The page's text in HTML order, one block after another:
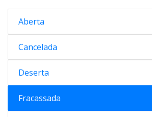
Aberta
Cancelada
Deserta
Fracassada